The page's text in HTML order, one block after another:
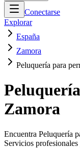
Conectarse
Explorar
España
Zamora
Peluquería para
Zamora
Encuentra Peluquería
Servicios